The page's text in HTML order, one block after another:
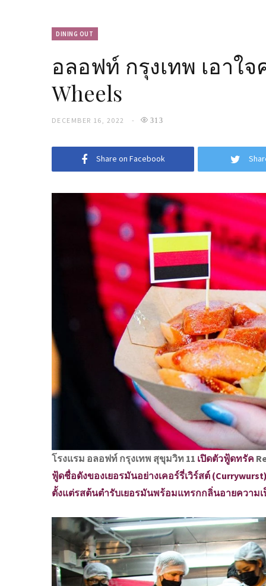
DINING OUT
อลอฟท์ กรุงเทพ เอาใ
Wheels
DECEMBER 16, 2022 313
Share on Facebook
โรงแรม อลอฟท์ กรุงเทพ สุขุมวิท 11 เปิดตัวฟู้ดทรัค
ฟู้ดชื่อดังของเยอรมันอย่างเคอร์รี่เวิร์สต์
ตั้งแต่รสต้นตำรับเยอรมันพร้อมแทรกกลิ่นอายความ